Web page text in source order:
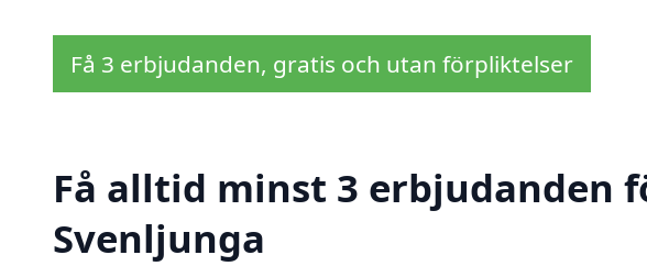
Få 3 erbjudanden, gratis och utan förpliktelser
Få alltid minst 3 erbjudanden
Svenljunga